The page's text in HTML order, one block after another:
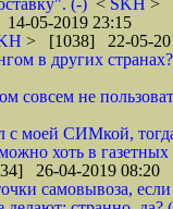
(-) < SKH >
05-2019 23:15
> [1038] 22-05-
в других
совсем не
с моей СИМкой,
хоть в газетных
26-04-2019 08:20
самовывоза,